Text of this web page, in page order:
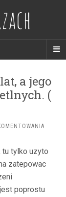
a jego
(
MLD
LAT,
tu tylko uzyto
zatepowac
poprostu